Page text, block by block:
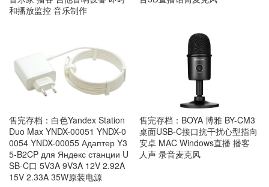
和播放监控 音乐制作
售完存档：白色Yandex Station
Duo Max YNDX-00051 YNDX-0
0054 YNDX-00055 Адаптер Y3
5-B2CP для Яндекс станции U
SB-C口 5V3A 9V3A 12V 2.92A
15V 2.33A 35W原装电源
售完存档：BOYA 博雅 BY-CM3
桌面USB-C接口抗干扰心型指向
安卓 MAC Windows直播 播客
人声 录音麦克风